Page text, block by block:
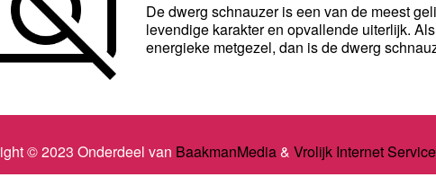
De dwerg schnauzer is een van de meest
levendige karakter en opvallende uiterlijk.
energieke metgezel, dan is de dwerg
© 2023 Onderdeel van BaakmanMedia& Vrolijk Internet